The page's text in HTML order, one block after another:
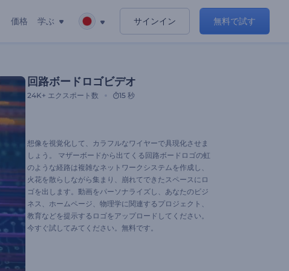
価格 学ぶ サインイン 無料で試す
回路ボードロゴビデオ
24K+ エクスポート数 15 秒
想像を視覚化して、カラフルなワイヤーで具現化させま
しょう。 マザーボードから出てくる回路ボードロゴの虹
のような経路は複雑なネットワークシステムを作成し、
火花を散らしながら集まり、崩れてできたスペースにロ
ゴを出します。動画をパーソナライズし、あなたのビジ
ネス、ホームページ、物理学に関連するプロジェクト、
教育などを提示するロゴをアップロードしてください。
今すぐ試してみてください。無料です。